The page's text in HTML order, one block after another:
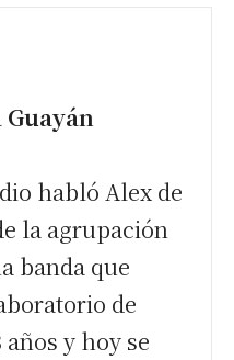
habló Alex de
la agrupación
banda que
de
y hoy se